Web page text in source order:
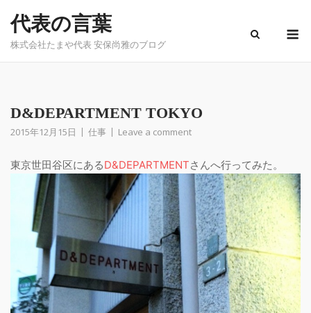
content
代表の言葉
株式会社たまや代表 安保尚雅のブログ
D&DEPARTMENT TOKYO
2015年12月15日 仕事 Leave a comment
東京世田谷区にあるD&DEPARTMENTさんへ行ってみた。